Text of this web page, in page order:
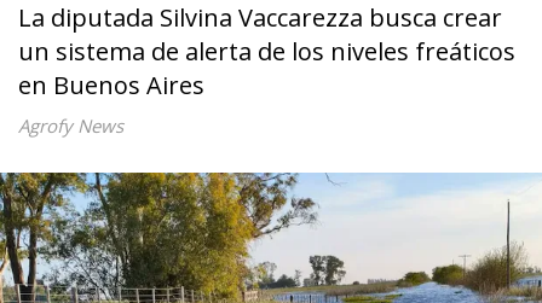
La diputada Silvina Vaccarezza busca crear
un sistema de alerta de los niveles freáticos
en Buenos Aires
Agrofy News